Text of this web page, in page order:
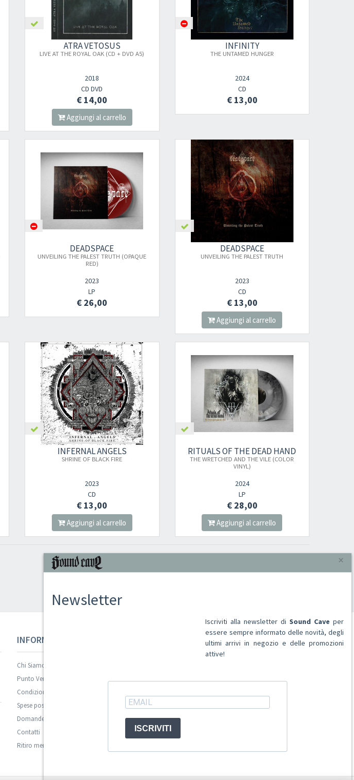
ATRA VETOSUS
LIVE AT THE ROYAL OAK (CD + DVD A5)
2018
CD DVD
€ 14,00
Aggiungi al carrello
INFINITY
THE UNTAMED HUNGER
2024
CD
€ 13,00
DEADSPACE
UNVEILING THE PALEST TRUTH (OPAQUE
RED)
2023
LP
€ 26,00
DEADSPACE
UNVEILING THE PALEST TRUTH
2023
CD
€ 13,00
Aggiungi al carrello
INFERNAL ANGELS
SHRINE OF BLACK FIRE
2023
CD
€ 13,00
Aggiungi al carrello
RITUALS OF THE DEAD HAND
THE WRETCHED AND THE VILE (COLOR
VINYL)
2024
LP
€ 28,00
Aggiungi al carrello
INFORMAZIONI
Chi Siamo
Punto Vendita
Condizioni Di Vendita
Spese postali
Domande Comuni
Contatti
Ritiro merce in sede
Newsletter
ultimi arrivi in negozio e delle promozioni
attive!
ISCRIVITI